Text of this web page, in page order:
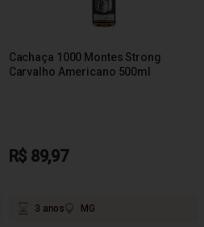
Cachaça 1000 Montes Strong
Carvalho Americano 500ml
R$ 89,97
3 anos MG